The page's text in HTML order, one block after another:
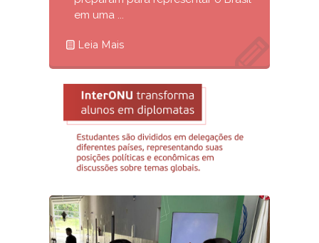
em uma ...
Leia Mais